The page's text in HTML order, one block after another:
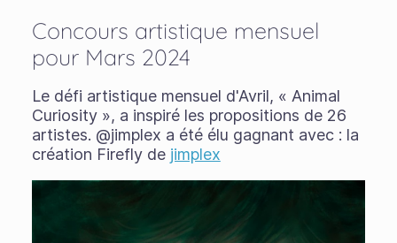
Concours artistique mensuel
pour Mars 2024
Le défi artistique mensuel d'Avril, « Animal
Curiosity », a inspiré les propositions de 26
artistes. @jimplex a été élu gagnant avec : la
création Firefly de jimplex